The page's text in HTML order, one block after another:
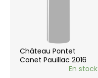
Château Pontet
Canet Pauillac 2016
En stock